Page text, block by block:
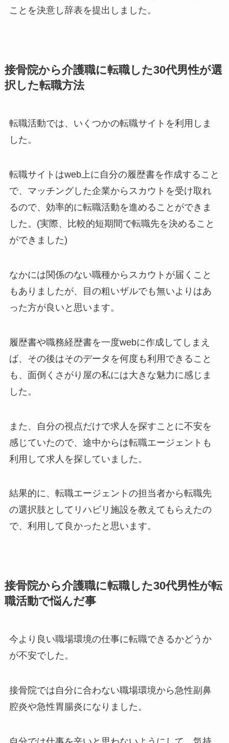
ことを決意し辞表を提出しました。
接骨院から介護職に転職した30代男性が選
択した転職方法
転職活動では、いくつかの転職サイトを利用しま
した。
転職サイトはweb上に自分の履歴書を作成すること
で、マッチングした企業からスカウトを受け取れ
るので、効率的に転職活動を進めることができま
した。(実際、比較的短期間で転職先を決めること
ができました)
なかには関係のない職種からスカウトが届くこと
もありましたが、目の粗いザルでも無いよりはあ
った方が良いと思います。
履歴書や職務経歴書を一度webに作成してしまえ
ば、その後はそのデータを何度も利用できること
も、面倒くさがり屋の私には大きな魅力に感じま
した。
また、自分の視点だけで求人を探すことに不安を
感じていたので、途中からは転職エージェントも
利用して求人を探していました。
結果的に、転職エージェントの担当者から転職先
の選択肢としてリハビリ施設を教えてもらえたの
で、利用して良かったと思います。
接骨院から介護職に転職した30代男性が転
職活動で悩んだ事
今より良い職場環境の仕事に転職できるかどうか
が不安でした。
接骨院では自分に合わない職場環境から急性副鼻
腔炎や急性胃腸炎になりました。